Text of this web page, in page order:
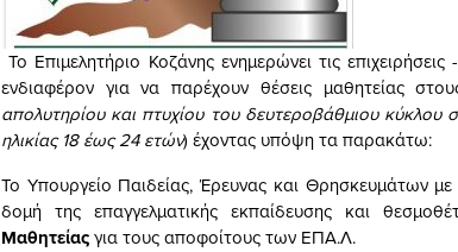
Το Επιμελητήριο Κοζάνης ενημερώνει τις
ενδιαφέρον για να παρέχουν θέσεις μαθητείας
απολυτηρίου και πτυχίου του δευτεροβάθμιου
ηλικίας 18 έως 24 ετών) έχοντας υπόψη τα παρακάτω:
Το Υπουργείο Παιδείας, Έρευνας και Θρησκευμάτων
δομή της επαγγελματικής εκπαίδευσης και
Μαθητείαςγια τους αποφοίτους των ΕΠΑ.Λ.